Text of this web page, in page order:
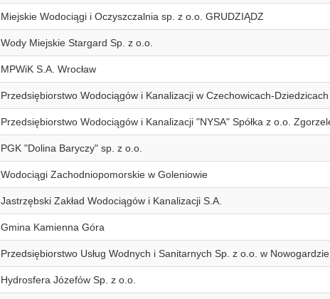
Miejskie Wodociągi i Oczyszczalnia sp. z o.o. GRUDZIĄDZ
Wody Miejskie Stargard Sp. z o.o.
MPWiK S.A. Wrocław
Przedsiębiorstwo Wodociągów i Kanalizacji w Czechowicach-
Przedsiębiorstwo Wodociągów i Kanalizacji "NYSA" Spółka z o.o.
PGK "Dolina Baryczy" sp. z o.o.
Wodociągi Zachodniopomorskie w Goleniowie
Jastrzębski Zakład Wodociągów i Kanalizacji S.A.
Gmina Kamienna Góra
Przedsiębiorstwo Usług Wodnych i Sanitarnych Sp. z o.o. w Nowogardzie
Hydrosfera Józefów Sp. z o.o.